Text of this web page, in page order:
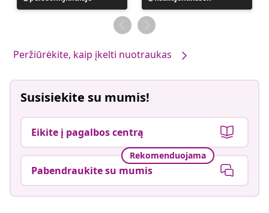
paskelbė
paskelbė
Peržiūrėkite, kaip įkelti nuotraukas
Susisiekite su mumis!
Eikite į pagalbos centrą
Rekomenduojama
Pabendraukite su mumis